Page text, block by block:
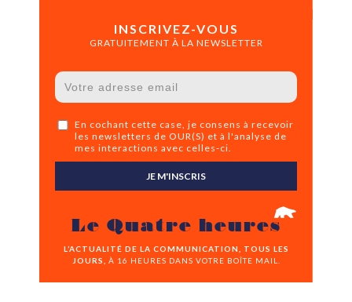
INSCRIVEZ-VOUS
GRATUITEMENT À LA NEWSLETTER
En cochant cette case, je consens à recevoir
les newsletters de OUR(S) et à l'analyse de
mes interactions avec celles-ci.
JE M'INSCRIS
Le Quatre heures
L’ACTUALITÉ DE LA COMMUNICATION, TOUS LES
JOURS,
À 16 HEURES DANS VOTRE BOÎTE MAIL.